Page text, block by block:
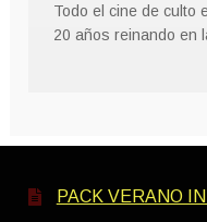
Todo el cine de culto
20 años reinando en
PACK VERANO